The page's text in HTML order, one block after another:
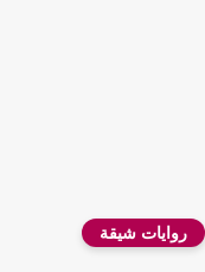
شيقة